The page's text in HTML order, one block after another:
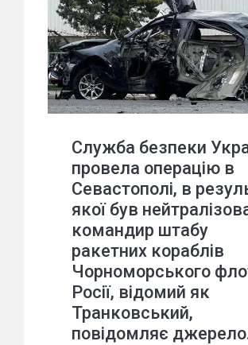
Служба безпеки
провела операцію в
Севастополі, в
якої був
командир штабу
ракетних кораблів
Чорноморського
Росії, відомий як
Транковський,
повідомляє